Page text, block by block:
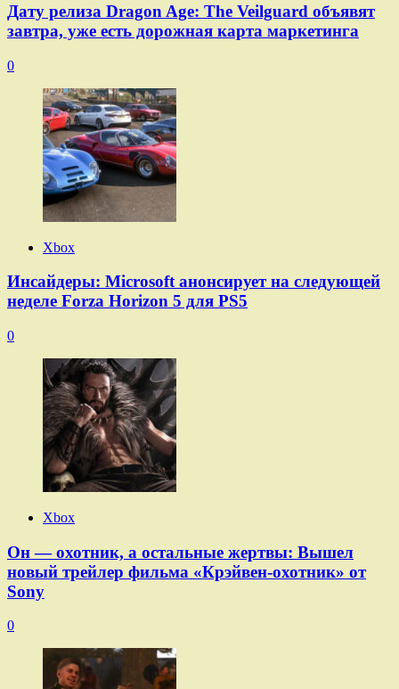
Дату релиза Dragon Age: The Veilguard объявят
завтра, уже есть дорожная карта маркетинга
0
Xbox
Инсайдеры: Microsoft анонсирует на следующей
неделе Forza Horizon 5 для PS5
0
Xbox
Он — охотник, а остальные жертвы: Вышел
новый трейлер фильма «Крэйвен-охотник» от
Sony
0